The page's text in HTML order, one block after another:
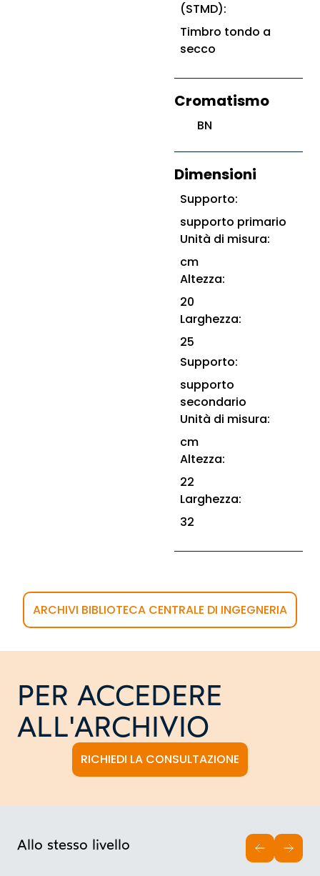
(STMD):
Timbro tondo a
secco
Cromatismo
BN
Dimensioni
Supporto:
supporto primario
Unità di misura:
cm
Altezza:
20
Larghezza:
25
Supporto:
supporto
secondario
Unità di misura:
cm
Altezza:
22
Larghezza:
32
ARCHIVI BIBLIOTECA CENTRALE DI INGEGNERIA
PER ACCEDERE
ALL'ARCHIVIO
RICHIEDI LA CONSULTAZIONE
Allo stesso livello
INDIETRO